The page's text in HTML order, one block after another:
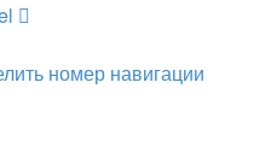
номер навигации